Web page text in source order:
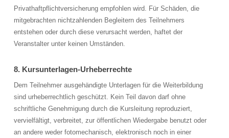
Privathaftpflichtversicherung empfohlen wird. Für Schäden, die
mitgebrachten nichtzahlenden Begleitern des Teilnehmers
entstehen oder durch diese verursacht werden, haftet der
Veranstalter unter keinen Umständen.
8. Kursunterlagen-Urheberrechte
Dem Teilnehmer ausgehändigte Unterlagen für die Weiterbildung
sind urheberrechtlich geschützt. Kein Teil davon darf ohne
schriftliche Genehmigung durch die Kursleitung reproduziert,
vervielfältigt, verbreitet, zur öffentlichen Wiedergabe benutzt oder
an andere weder fotomechanisch, elektronisch noch in einer